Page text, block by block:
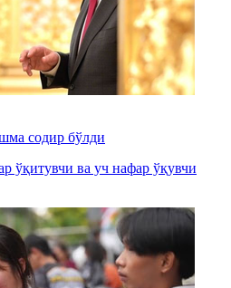
содир бўлди
ўқитувчи ва уч нафар ўқувчи